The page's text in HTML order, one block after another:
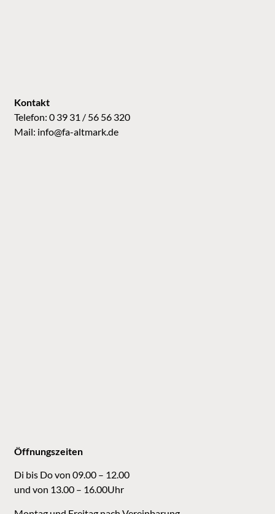
Öffnungszeiten
Di bis Do von 09.00 – 12.00
und von 13.00 – 16.00Uhr
Kontakt
Telefon: 0 39 31 / 56 56 320
Mail: info@fa-altmark.de